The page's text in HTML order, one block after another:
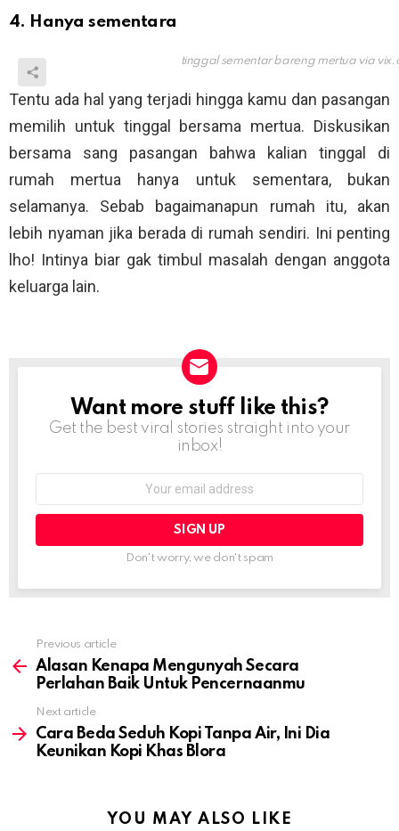
4. Hanya sementara
tinggal sementar bareng mertua via
Tentu ada hal yang terjadi hingga kamu dan pasangan
memilih untuk tinggal bersama mertua. Diskusikan
bersama sang pasangan bahwa kalian tinggal di
rumah mertua hanya untuk sementara, bukan
selamanya. Sebab bagaimanapun rumah itu, akan
lebih nyaman jika berada di rumah sendiri. Ini penting
lho! Intinya biar gak timbul masalah dengan anggota
keluarga lain.
NEWSLETTER
Want more stuff like this?
Get the best viral stories straight into your
inbox!
Don't worry, we don't spam
more
Previous article
Alasan Kenapa Mengunyah Secara
Perlahan Baik Untuk Pencernaanmu
Next article
Cara Beda Seduh Kopi Tanpa Air, Ini Dia
Keunikan Kopi Khas Blora
YOU MAY ALSO LIKE